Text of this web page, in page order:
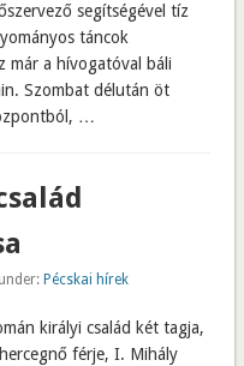
segítségével tíz
táncok
már a hívogatóval báli
Szombat délután öt
…
Pécskai hírek
királyi család két tagja,
férje, I. Mihály